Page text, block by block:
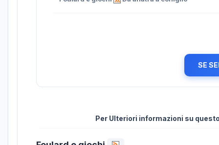
SE
Per Ulteriori informazioni su